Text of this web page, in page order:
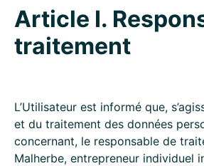
Article I.
traitement
L’Utilisateur est informé que,
et du traitement des données
concernant, le responsable de
Malherbe, entrepreneur individuel